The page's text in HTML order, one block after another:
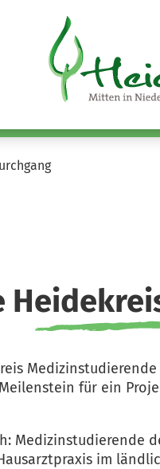
für ein
Medizinstudierende
im